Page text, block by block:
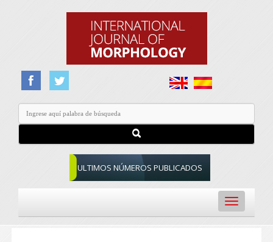
ULTIMOS NÚMEROS PUBLICADOS
Toggle
navigation